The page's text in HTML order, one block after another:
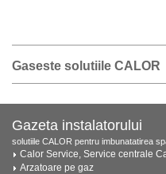
Gaseste solutiile CALOR
Gazeta instalatorului
solutiile CALOR pentru imbunatatirea
Calor Service, Service centrale
Arzatoare pe gaz